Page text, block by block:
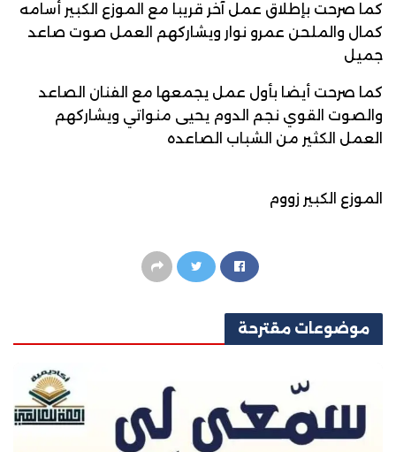
كما صرحت بإطلاق عمل آخر قريبا مع الموزع الكبير أسامه
كمال والملحن عمرو نوار ويشاركهم العمل صوت صاعد
جميل
كما صرحت أيضا بأول عمل يجمعها مع الفنان الصاعد
والصوت القوي نجم الدوم يحيى منواتي ويشاركهم
العمل الكثير من الشباب الصاعده
الموزع الكبير زووم
موضوعات مقترحة